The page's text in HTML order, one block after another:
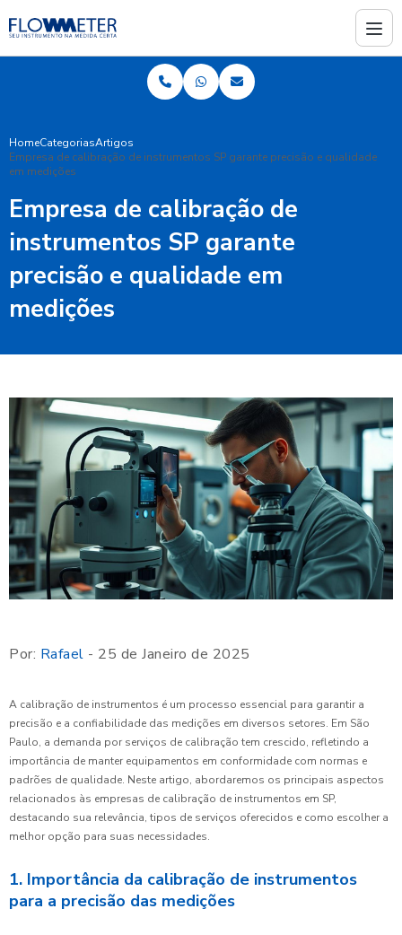
HomeCategoriasArtigos
Empresa de calibração de instrumentos SP garante precisão e qualidade
em medições
Empresa de calibração de
instrumentos SP garante
precisão e qualidade em
medições
Por: Rafael - 25 de Janeiro de 2025
A calibração de instrumentos é um processo essencial para garantir a
precisão e a confiabilidade das medições em diversos setores. Em São
Paulo, a demanda por serviços de calibração tem crescido, refletindo a
importância de manter equipamentos em conformidade com normas e
padrões de qualidade. Neste artigo, abordaremos os principais aspectos
relacionados às empresas de calibração de instrumentos em SP,
destacando sua relevância, tipos de serviços oferecidos e como escolher a
melhor opção para suas necessidades.
1. Importância da calibração de instrumentos
para a precisão das medições